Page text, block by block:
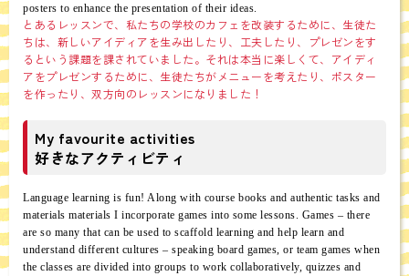
posters to enhance the presentation of their ideas.
とあるレッスンで、私たちの学校のカフェを改装するために、生徒た
ちは、新しいアイディアを生み出したり、工夫したり、プレゼンをす
るという課題を課されていました。それは本当に楽しくて、アイディ
アをプレゼンするために、生徒たちがメニューを考えたり、ポスター
を作ったり、双方向のレッスンになりました！
My favourite activities
好きなアクティビティ
Language learning is fun! Along with course books and authentic tasks and
materials materials I incorporate games into some lessons. Games – there
are so many that can be used to scaffold learning and help learn and
understand different cultures – speaking board games, or team games when
the classes are divided into groups to work collaboratively, quizzes and